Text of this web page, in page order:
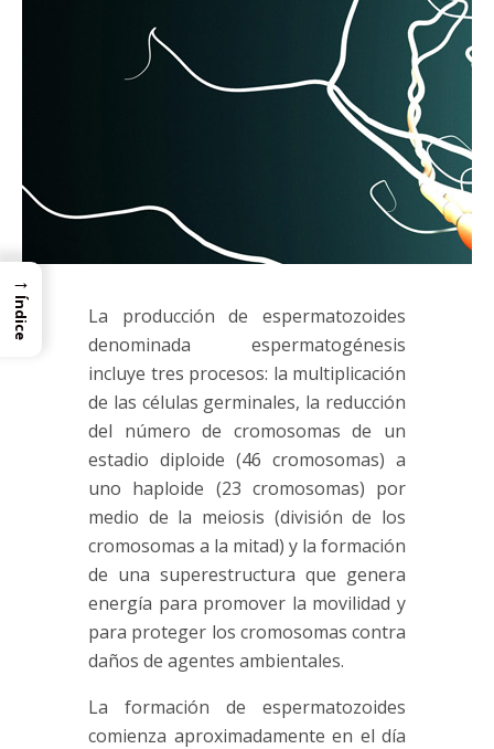
La producción de espermatozoides
denominada espermatogénesis
incluye tres procesos: la multiplicación
de las células germinales, la reducción
del número de cromosomas de un
estadio diploide (46 cromosomas) a
uno haploide (23 cromosomas) por
medio de la meiosis (división de los
cromosomas a la mitad) y la formación
de una superestructura que genera
energía para promover la movilidad y
para proteger los cromosomas contra
daños de agentes ambientales.
La formación de espermatozoides
comienza aproximadamente en el día
→
Índice